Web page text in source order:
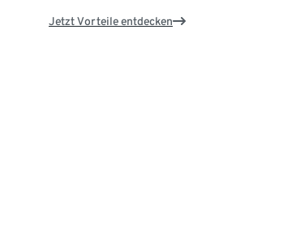
Jetzt Vorteile entdecken